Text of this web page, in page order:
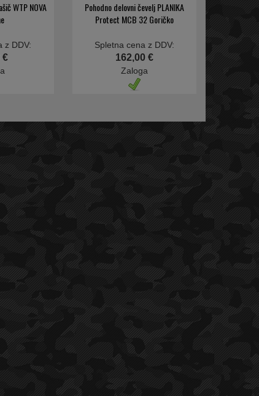
WTP NOVA
z DDV:
€
Pohodno delovni čevelj PLANIKA
Protect MCB 32 Goričko
Spletna cena z DDV:
162,00 €
Zaloga